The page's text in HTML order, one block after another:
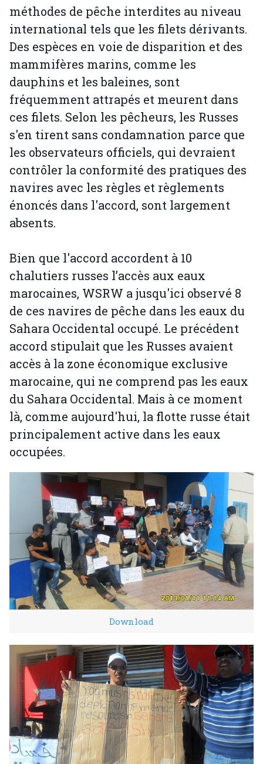
méthodes de pêche interdites au niveau
international tels que les filets dérivants.
Des espèces en voie de disparition et des
mammifères marins, comme les
dauphins et les baleines, sont
fréquemment attrapés et meurent dans
ces filets. Selon les pêcheurs, les Russes
s'en tirent sans condamnation parce que
les observateurs officiels, qui devraient
contrôler la conformité des pratiques des
navires avec les règles et règlements
énoncés dans l'accord, sont largement
absents.
Bien que l'accord accordent à 10
chalutiers russes l’accès aux eaux
marocaines, WSRW a jusqu'ici observé 8
de ces navires de pêche dans les eaux du
Sahara Occidental occupé. Le précédent
accord stipulait que les Russes avaient
accès à la zone économique exclusive
marocaine, qui ne comprend pas les eaux
du Sahara Occidental. Mais à ce moment
là, comme aujourd'hui, la flotte russe était
principalement active dans les eaux
occupées.
Download